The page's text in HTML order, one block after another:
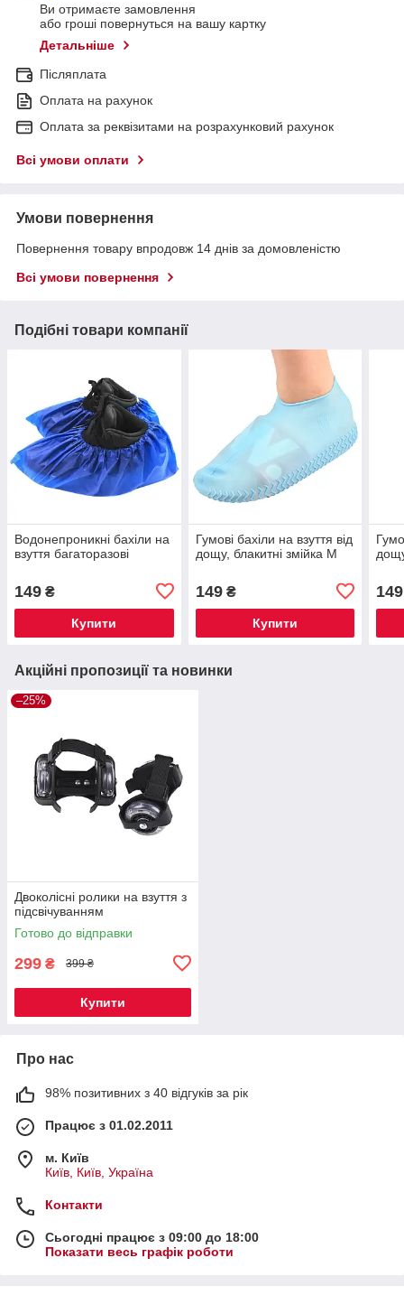
Ви отримаєте замовлення
або гроші повернуться на вашу картку
Детальніше
Післяплата
Оплата на рахунок
Оплата за реквізитами на розрахунковий рахунок
Всі умови оплати
Умови повернення
Повернення товару впродовж 14 днів за домовленістю
Всі умови повернення
Подібні товари компанії
Водонепроникні бахіли на
взуття багаторазові
149 ₴
Купити
Гумові бахіли на взуття від
дощу, блакитні змійка M
149₴
Купити
149
Акційні пропозиції та новинки
–25%
Двоколісні ролики на взуття з
підсвічуванням
Готово до відправки
299 ₴ 399 ₴
Купити
Про нас
98% позитивних з 40 відгуків за рік
Працює з 01.02.2011
м. Київ
Київ, Київ, Україна
Контакти
Сьогодні працює з 09:00 до 18:00
Показати весь графік роботи